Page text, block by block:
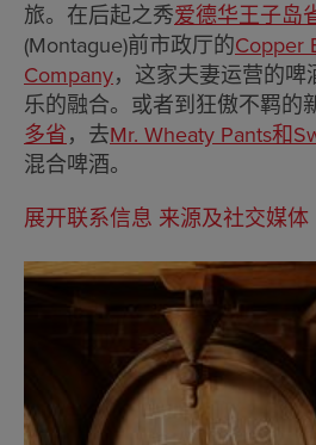
旅。在后起之秀爱德华王子岛
(Montague)前市政厅的Copper
Company，这家夫妻运营的
乐的融合。或者到狂傲不羁的
多省，去Mr. Wheaty Pants和
混合啤酒。
展开联系信息 来源及社交媒体